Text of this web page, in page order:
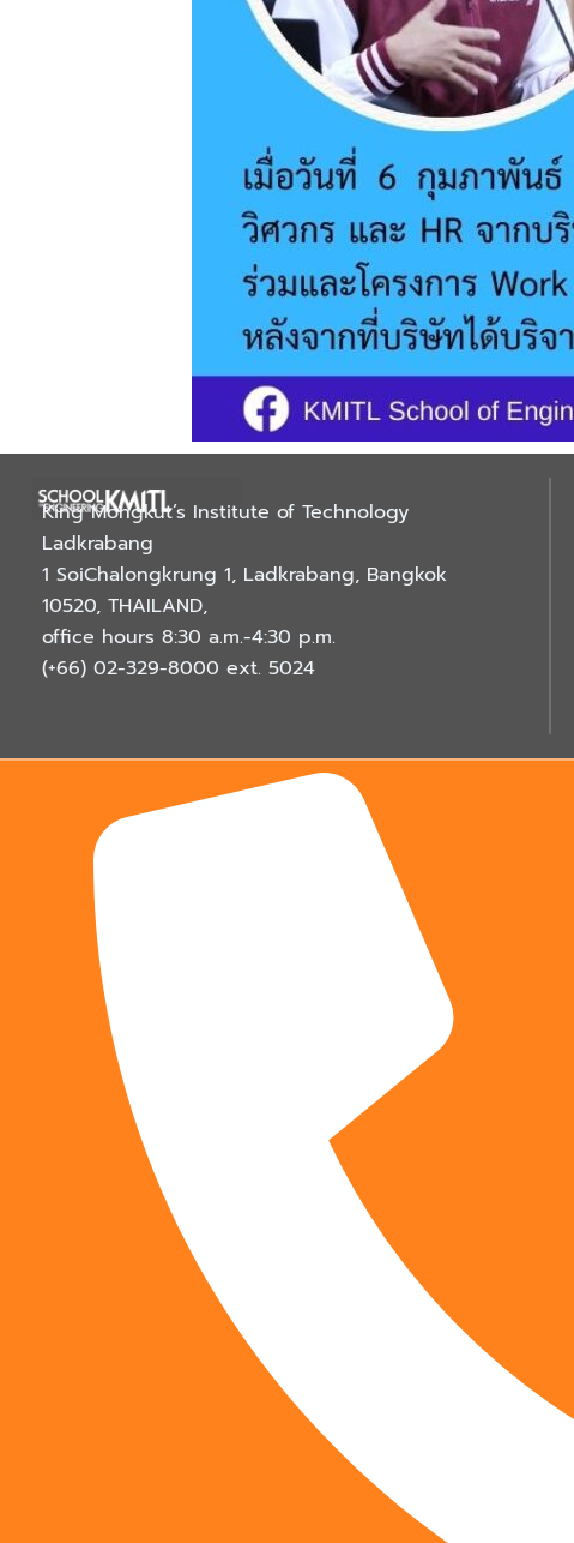
King Mongkut’s Institute of Technology
Ladkrabang
1 SoiChalongkrung 1, Ladkrabang, Bangkok
10520, THAILAND,
office hours 8:30 a.m.-4:30 p.m.
(+66) 02-329-8000 ext. 5024